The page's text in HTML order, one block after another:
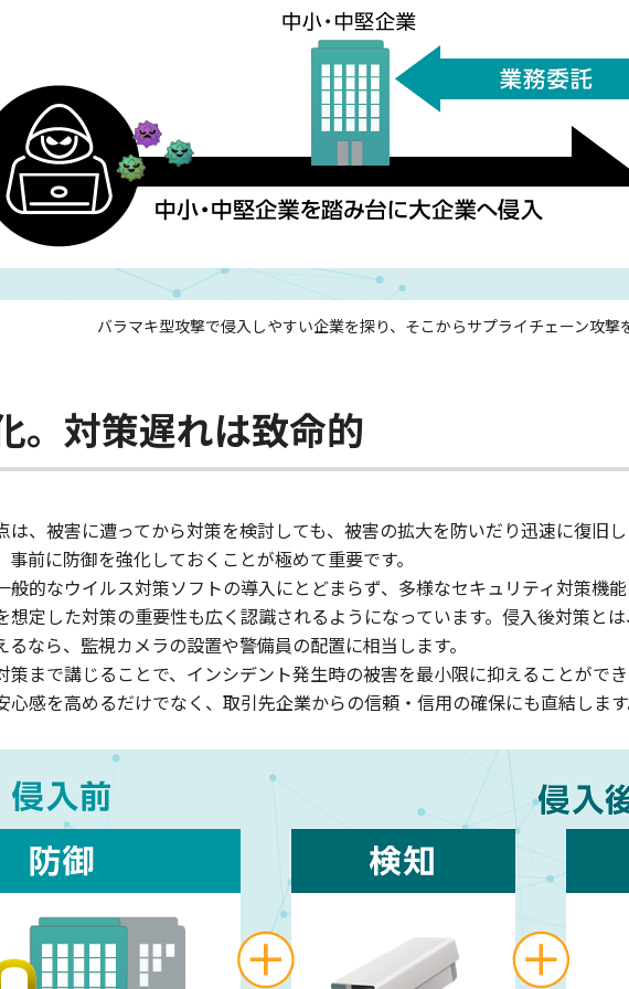
バラマキ型攻撃で侵入しやすい企業を探り、そこからサプライチェーン攻撃
。対策遅れは致命的
は、被害に遭ってから対策を検討しても、被害の拡大を防いだり迅速に復旧
前に防御を強化しておくことが極めて重要です。
般的なウイルス対策ソフトの導入にとどまらず、多様なセキュリティ対策機
想定した対策の重要性も広く認識されるようになっています。侵入後対策と
なら、監視カメラの設置や警備員の配置に相当します。
策まで講じることで、インシデント発生時の被害を最小限に抑えることがで
心感を高めるだけでなく、取引先企業からの信頼・信用の確保にも直結しま